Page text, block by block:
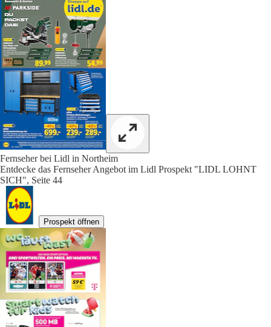
Fernseher bei Lidl in Northeim
Entdecke das Fernseher Angebot im Lidl Prospekt "LIDL LOHNT
SICH", Seite 44
Prospekt öffnen